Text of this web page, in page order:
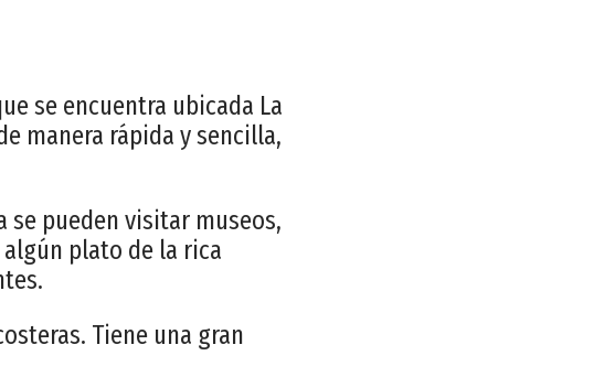
se encuentra ubicada La
manera rápida y sencilla,
se pueden visitar museos,
plato de la rica
Tiene una gran